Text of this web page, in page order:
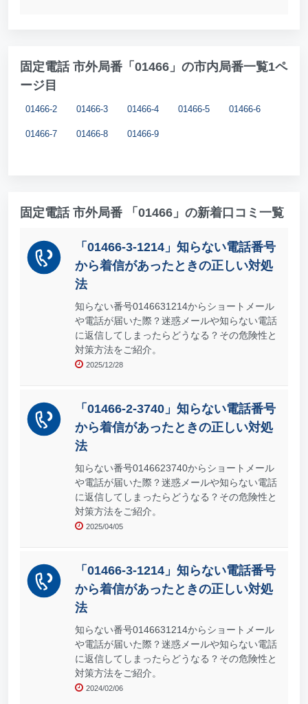
固定電話 市外局番「01466」の市内局番一覧1ペ
ージ目
01466-2 01466-3 01466-4 01466-5 01466-6
01466-7 01466-8 01466-9
固定電話 市外局番 「01466」の新着口コミ一覧
「01466-3-1214」知らない電話番号
から着信があったときの正しい対処
法
知らない番号0146631214からショートメール
や電話が届いた際？迷惑メールや知らない電話
に返信してしまったらどうなる？その危険性と
対策方法をご紹介。
2025/12/28
「01466-2-3740」知らない電話番号
から着信があったときの正しい対処
法
知らない番号0146623740からショートメール
や電話が届いた際？迷惑メールや知らない電話
に返信してしまったらどうなる？その危険性と
対策方法をご紹介。
2025/04/05
「01466-3-1214」知らない電話番号
から着信があったときの正しい対処
法
知らない番号0146631214からショートメール
や電話が届いた際？迷惑メールや知らない電話
に返信してしまったらどうなる？その危険性と
対策方法をご紹介。
2024/02/06